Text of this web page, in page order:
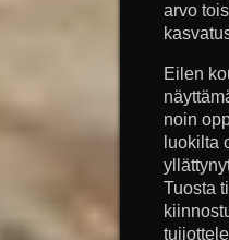
arvo
Eilen
noin
luokilta
Tuosta